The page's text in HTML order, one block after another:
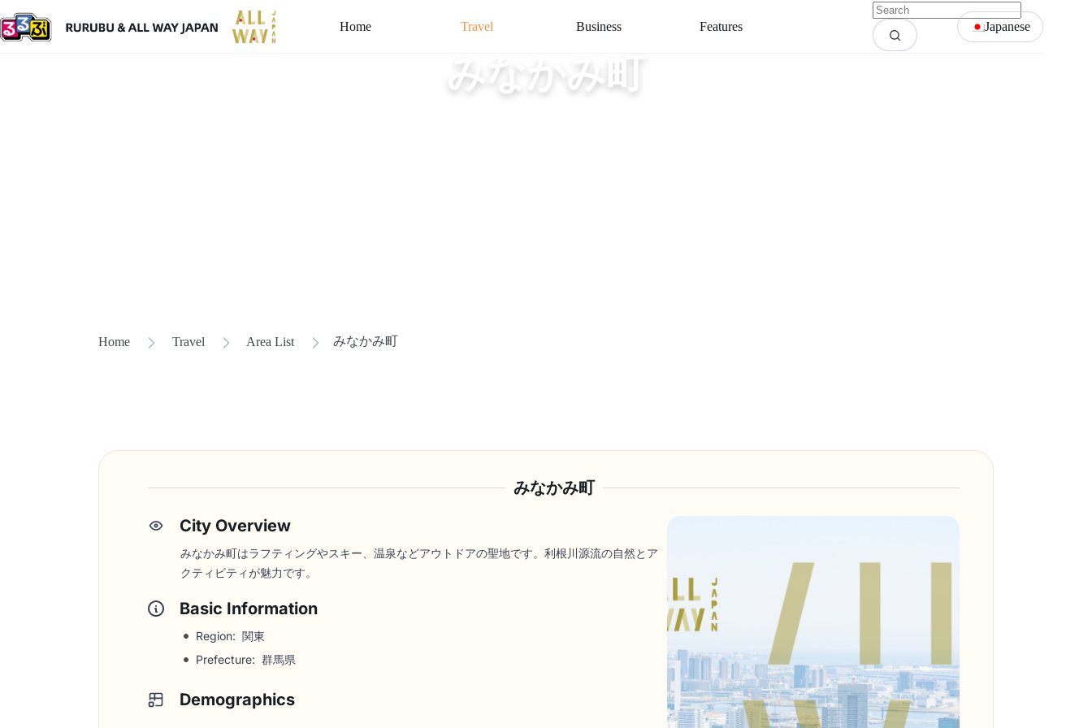
Home Travel Business Features Japanese
みなかみ町
Home Travel Area List みなかみ町
みなかみ町
City Overview
みなかみ町はラフティングやスキー、温泉などアウトドアの聖地です。利根川源流の自然とア
クティビティが魅力です。
Basic Information
Region: 関東
Prefecture: 群馬県
Demographics